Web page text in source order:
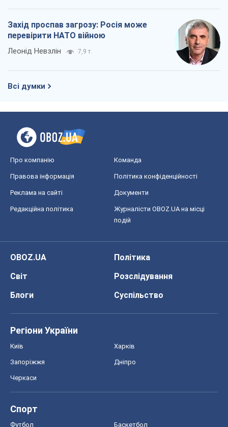
Захід проспав загрозу: Росія може
перевірити НАТО війною
Леонід Невзлін 7,9 т.
Всі думки
Про компанію Команда
Правова інформація Політика конфіденційності
Реклама на сайті Документи
Редакційна політика
Журналісти OBOZ.UA на місці
подій
OBOZ.UA
Політика
Світ
Розслідування
Блоги
Суспільство
Регіони України
Київ Харків
Запоріжжя Дніпро
Черкаси
Спорт
Футбол Баскетбол